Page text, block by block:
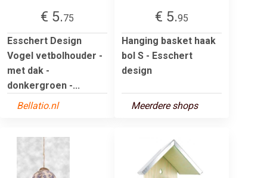
€ 5.75
Esschert Design
Vogel vetbolhouder -
met dak -
donkergroen -...
Bellatio.nl
€ 5.95
Hanging basket haak
bol S - Esschert
design
Meerdere shops